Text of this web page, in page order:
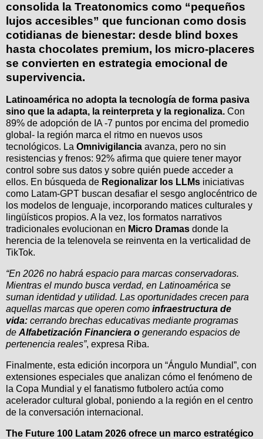
consolida la Treatonomics como “pequeños
lujos accesibles” que funcionan como dosis
cotidianas de bienestar: desde blind boxes
hasta chocolates premium, los micro-placeres
se convierten en estrategia emocional de
supervivencia.
Latinoamérica no adopta la tecnología de forma pasiva
sino que la adapta, la reinterpreta y la regionaliza. Con
89% de adopción de IA -7 puntos por encima del promedio
global- la región marca el ritmo en nuevos usos
tecnológicos. La Omnivigilancia avanza, pero no sin
resistencias y frenos: 92% afirma que quiere tener mayor
control sobre sus datos y sobre quién puede acceder a
ellos. En búsqueda de Regionalizar los LLMs iniciativas
como Latam-GPT buscan desafiar el sesgo anglocéntrico de
los modelos de lenguaje, incorporando matices culturales y
lingüísticos propios. A la vez, los formatos narrativos
tradicionales evolucionan en Micro Dramas donde la
herencia de la telenovela se reinventa en la verticalidad de
TikTok.
“En 2026 no habrá espacio para marcas conservadoras.
Mientras el mundo busca verdad, en Latinoamérica se
suman identidad y utilidad. Las oportunidades crecen para
aquellas marcas que operen como infraestructura de
vida: cerrando brechas educativas mediante programas
de Alfabetización Financiera o generando espacios de
pertenencia reales”, expresa Riba.
Finalmente, esta edición incorpora un “Ángulo Mundial”, con
extensiones especiales que analizan cómo el fenómeno de
la Copa Mundial y el fanatismo futbolero actúa como
acelerador cultural global, poniendo a la región en el centro
de la conversación internacional.
The Future 100 Latam 2026 ofrece un marco estratégico